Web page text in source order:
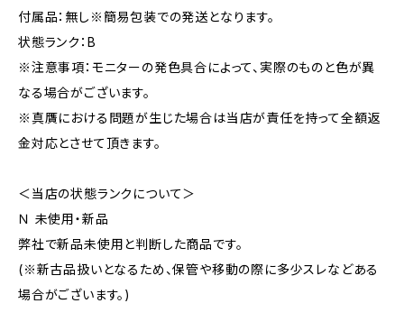
付属品：無し※簡易包装での発送となります。
状態ランク：B
※注意事項：モニターの発色具合によって、実際のものと色が異
なる場合がございます。
※真贋における問題が生じた場合は当店が責任を持って全額返
金対応とさせて頂きます。
＜当店の状態ランクについて＞
Ｎ 未使用・新品
弊社で新品未使用と判断した商品です。
(※新古品扱いとなるため、保管や移動の際に多少スレなどある
場合がございます。)